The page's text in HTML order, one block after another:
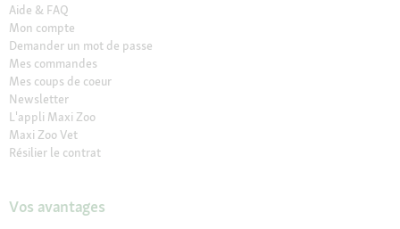
Aide & FAQ
Mon compte
Demander un mot de passe
Mes commandes
Mes coups de coeur
Newsletter
L'appli Maxi Zoo
Maxi Zoo Vet
Résilier le contrat
Vos avantages